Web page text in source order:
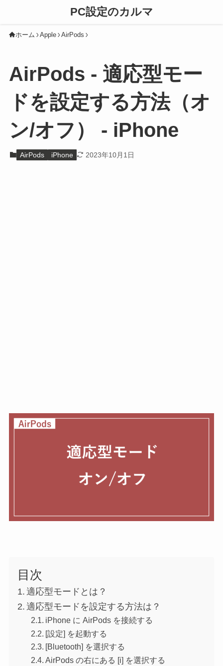
PC設定のカルマ
ホーム Apple AirPods
AirPods - 適応型モー
ドを設定する方法（オ
ン/オフ） - iPhone
AirPods iPhone 2023年10月1日
目次
適応型モードとは？
適応型モードを設定する方法は？
iPhone に AirPods を接続する
[設定] を起動する
[Bluetooth] を選択する
AirPods の右にある [i] を選択する